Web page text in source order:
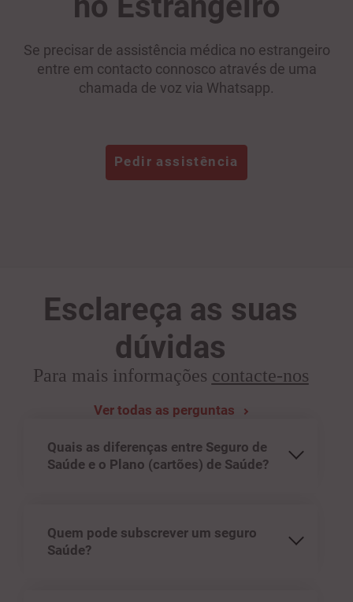
Se precisar de assistência médica no estrangeiro
entre em contacto connosco através de uma
chamada de voz via Whatsapp.
Pedir assistência
Esclareça as suas
dúvidas
Para mais informações contacte-nos
Ver todas as perguntas
Quais as diferenças entre Seguro de
Saúde e o Plano (cartões) de Saúde?
Quem pode subscrever um seguro
Saúde?